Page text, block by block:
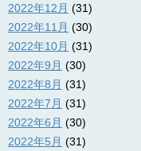
2022年12月 (31)
2022年11月 (30)
2022年10月 (31)
2022年9月 (30)
2022年8月 (31)
2022年7月 (31)
2022年6月 (30)
2022年5月 (31)